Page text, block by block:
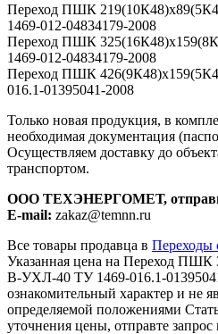
Переход ПШК
1469-012-04834179-2008
Переход ПШК
1469-012-04834179-2008
Переход ПШК
016.1-01395041-2008
Только новая продукция, в
необходимая документация
Осуществляем доставку до
транспортом.
ООО ТЕХЭНЕРГОМЕТ,
E-mail: zakaz@temnn.ru
Все товары продавца в Переходы
Указанная цена на Переход ПШК
В-УХЛ-40 ТУ 1469-016.1-
ознакомительный характер и не
определяемой положениями
уточнения цены, отправте запрос